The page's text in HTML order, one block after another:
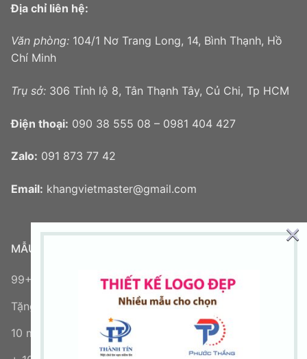
Địa chỉ liên hệ:
Văn phòng: 104/1 Nơ Trang Long, 14, Bình Thạnh, Hồ
Chí Minh
Trụ sở: 306 Tỉnh lộ 8, Tân Thạnh Tây, Củ Chi, Tp HCM
Điện thoại: 090 38 555 08 – 0981 404 427
Zalo: 091 873 77 42
Email: khangvietmaster@gmail.com
MẪU LOGO MỚI
99+ mẫu logo chữ V đẹp sáng tạo
Tặng logo miễn phí
10 mẫu logo chữ N miễn phí
×